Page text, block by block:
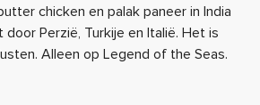
chicken en palak paneer in India
Perzië, Turkije en Italië. Het is
Alleen op Legend of the Seas.